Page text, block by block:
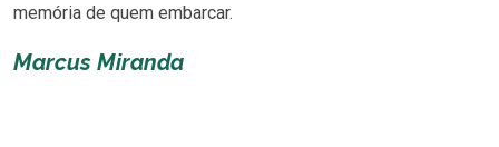
memória de quem embarcar.
Marcus Miranda